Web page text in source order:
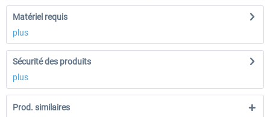
Matériel requis
plus
Sécurité des produits
plus
Prod. similaires